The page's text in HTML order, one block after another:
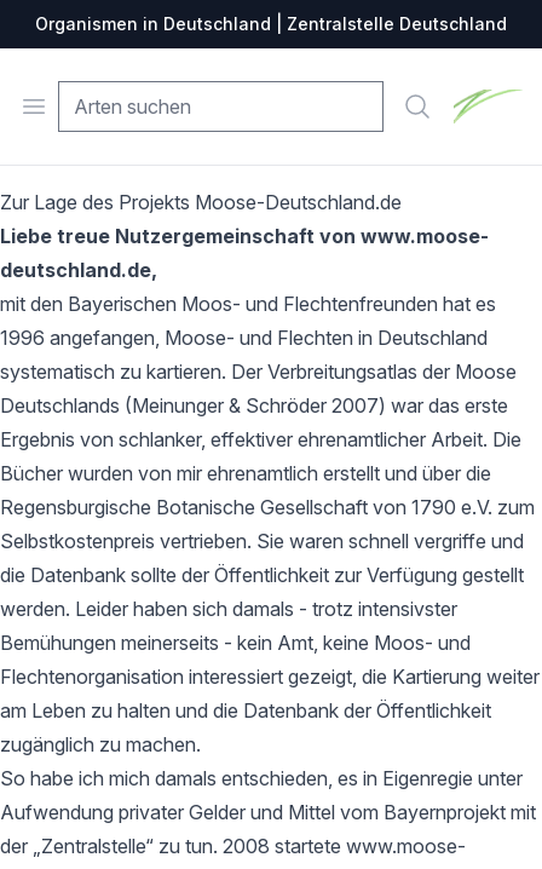
Organismen in Deutschland | Zentralstelle Deutschland
Open menu Suche
Zur Lage des Projekts Moose-Deutschland.de
Liebe treue Nutzergemeinschaft von www.moose-
deutschland.de,
mit den Bayerischen Moos- und Flechtenfreunden hat es
1996 angefangen, Moose- und Flechten in Deutschland
systematisch zu kartieren. Der Verbreitungsatlas der Moose
Deutschlands (Meinunger & Schröder 2007) war das erste
Ergebnis von schlanker, effektiver ehrenamtlicher Arbeit. Die
Bücher wurden von mir ehrenamtlich erstellt und über die
Regensburgische Botanische Gesellschaft von 1790 e.V. zum
Selbstkostenpreis vertrieben. Sie waren schnell vergriffe und
die Datenbank sollte der Öffentlichkeit zur Verfügung gestellt
werden. Leider haben sich damals - trotz intensivster
Bemühungen meinerseits - kein Amt, keine Moos- und
Flechtenorganisation interessiert gezeigt, die Kartierung weiter
am Leben zu halten und die Datenbank der Öffentlichkeit
zugänglich zu machen.
So habe ich mich damals entschieden, es in Eigenregie unter
Aufwendung privater Gelder und Mittel vom Bayernprojekt mit
der „Zentralstelle“ zu tun. 2008 startete www.moose-